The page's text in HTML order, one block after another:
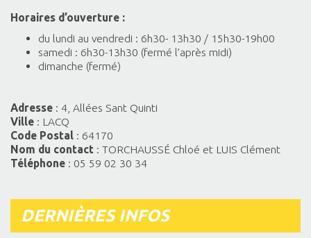
Horaires d’ouverture :
du lundi au vendredi : 6h30- 13h30 / 15h30-19h00
samedi : 6h30-13h30 (fermé l’après midi)
dimanche (fermé)
Adresse : 4, Allées Sant Quinti
Ville : LACQ
Code Postal : 64170
Nom du contact : TORCHAUSSÉ Chloé et LUIS Clément
Téléphone : 05 59 02 30 34
DERNIÈRES INFOS